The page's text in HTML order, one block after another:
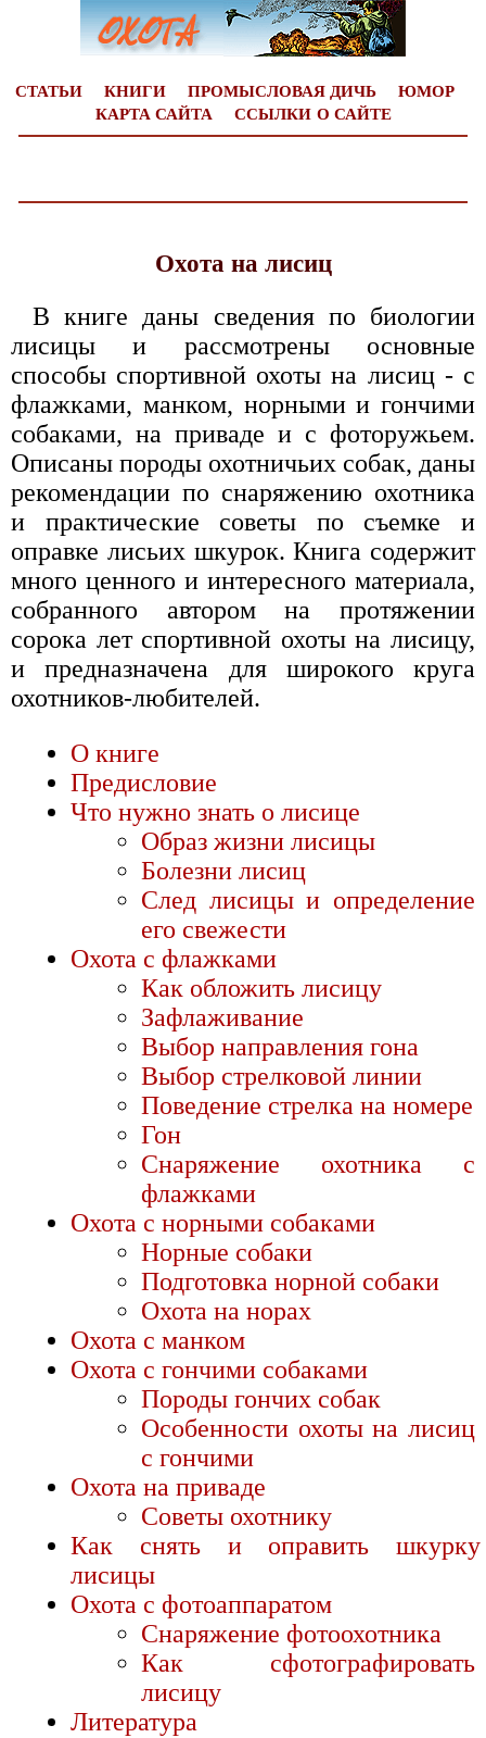
СТАТЬИ КНИГИ ПРОМЫСЛОВАЯ ДИЧЬ
ЮМОР
КАРТА САЙТА
ССЫЛКИ О САЙТЕ
Охота на лисиц
В книге даны сведения по биологии
лисицы и рассмотрены основные
способы спортивной охоты на лисиц - с
флажками, манком, норными и гончими
собаками, на приваде и с фоторужьем.
Описаны породы охотничьих собак, даны
рекомендации по снаряжению охотника
и практические советы по съемке и
оправке лисьих шкурок. Книга содержит
много ценного и интересного материала,
собранного автором на протяжении
сорока лет спортивной охоты на лисицу,
и предназначена для широкого круга
охотников-любителей.
О книге
Предисловие
Что нужно знать о лисице
Образ жизни лисицы
Болезни лисиц
След лисицы и определение
его свежести
Охота с флажками
Как обложить лисицу
Зафлаживание
Выбор направления гона
Выбор стрелковой линии
Поведение стрелка на номере
Гон
Снаряжение охотника с
флажками
Охота с норными собаками
Норные собаки
Подготовка норной собаки
Охота на норах
Охота с манком
Охота с гончими собаками
Породы гончих собак
Особенности охоты на лисиц
с гончими
Охота на приваде
Советы охотнику
Как снять и оправить шкурку
лисицы
Охота с фотоаппаратом
Снаряжение фотоохотника
Как сфотографировать
лисицу
Литература